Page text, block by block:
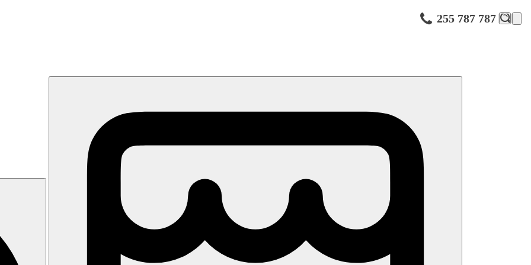
255 787 787
Městečko Sampieri cca 2,5 km.
konferenční centrum, amfiteátr. Venku zahrada, bazén, vířivka a terasa s lehátky a slunečníky zdarma, osušky zdarma (výměna za
TV/sat., telefon, trezor, minibar. Ve vilkách v zahradě. Pokoje mají prosklené dveře a nemají patio
uvedené vybavení)